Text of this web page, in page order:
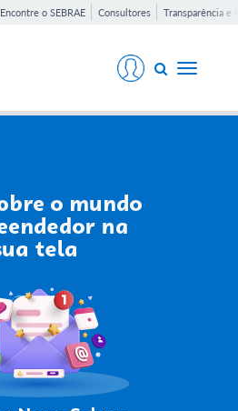
Encontre o SEBRAE Consultores Transparência e
Toggle